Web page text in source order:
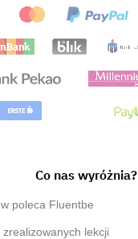
Co nas wyróżnia?
poleca Fluentbe
lekcji